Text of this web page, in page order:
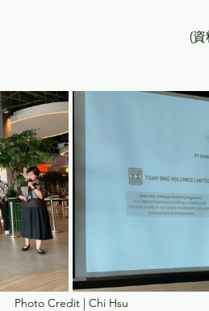
(資
Photo Credit | Chi Hsu